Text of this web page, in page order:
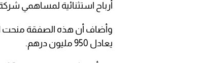
أرباح استثنائية لمساهمي
وأضاف أن هذه الصفقة منحت
يعادل 950 مليون درهم.